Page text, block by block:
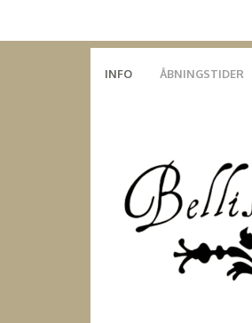
INFO ÅBNINGSTIDER